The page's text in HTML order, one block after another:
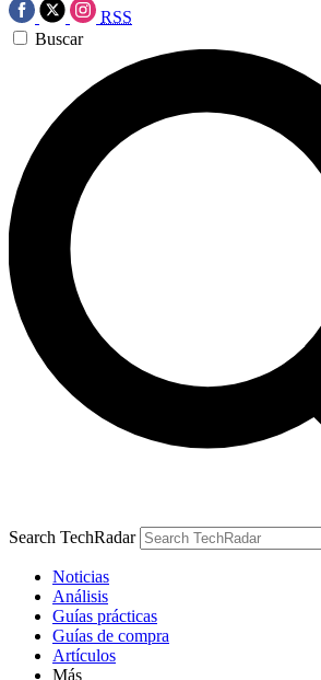
RSS
Buscar
Search TechRadar
Noticias
Análisis
Guías prácticas
Guías de compra
Artículos
Más